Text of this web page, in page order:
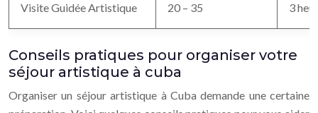
Visite Guidée Artistique 20 – 35 3
Conseils pratiques pour organiser votre
séjour artistique à cuba
Organiser un séjour artistique à Cuba demande une certaine